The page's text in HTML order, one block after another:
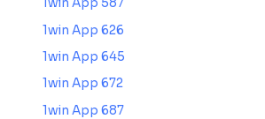
1win App 587
1win App 626
1win App 645
1win App 672
1win App 687